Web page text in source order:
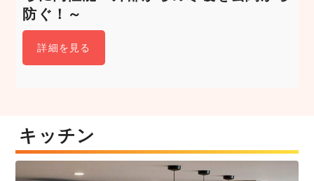
防ぐ！～
詳細を見る
キッチン